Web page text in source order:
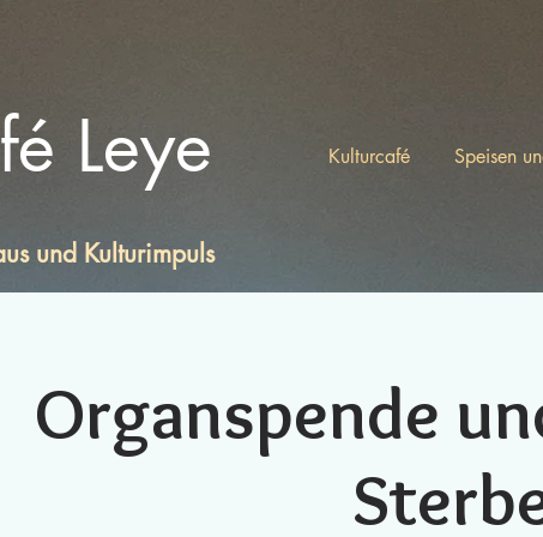
Leye Kulturcafé Speisen
und Kulturimpuls
Organspende